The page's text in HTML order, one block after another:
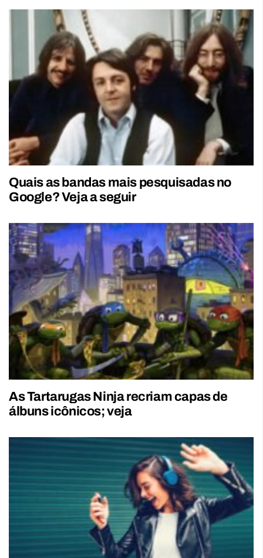
Quais as bandas mais pesquisadas no
Google? Veja a seguir
As Tartarugas Ninja recriam capas de
álbuns icônicos; veja